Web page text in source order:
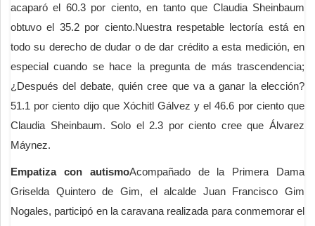
acaparó el 60.3 por ciento, en tanto que Claudia Sheinbaum
obtuvo el 35.2 por ciento.Nuestra respetable lectoría está en
todo su derecho de dudar o de dar crédito a esta medición, en
especial cuando se hace la pregunta de más trascendencia;
¿Después del debate, quién cree que va a ganar la elección?
51.1 por ciento dijo que Xóchitl Gálvez y el 46.6 por ciento que
Claudia Sheinbaum. Solo el 2.3 por ciento cree que Álvarez
Máynez.
Empatiza con autismoAcompañado de la Primera Dama
Griselda Quintero de Gim, el alcalde Juan Francisco Gim
Nogales, participó en la caravana realizada para conmemorar el